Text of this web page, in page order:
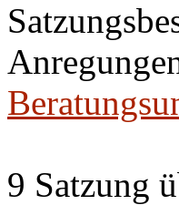
9 Satzung